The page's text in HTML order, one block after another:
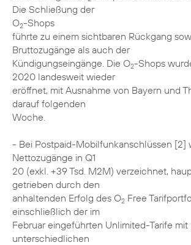
Die Schließung der
O2-Shops
führte zu einem sichtbaren Rückgang
Bruttozugänge als auch der
Kündigungseingänge. Die O2-Shops
2020 landesweit wieder
eröffnet, mit Ausnahme von Bayern und
darauf folgenden
Woche.
- Bei Postpaid-Mobilfunkanschlüssen [2]
Nettozugänge in Q1
20 (exkl. +39 Tsd. M2M) verzeichnet,
getrieben durch den
anhaltenden Erfolg des O2 Free
einschließlich der im
Februar eingeführten Unlimited-Tarife mit
unterschiedlichen